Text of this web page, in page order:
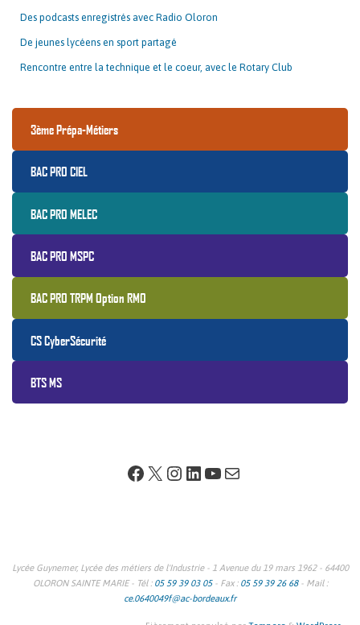
Des podcasts enregistrés avec Radio Oloron
De jeunes lycéens en sport partagé
Rencontre entre la technique et le coeur, avec le Rotary Club
3ème Prépa-Métiers
BAC PRO CIEL
BAC PRO MELEC
BAC PRO MSPC
BAC PRO TRPM Option RMO
CS CyberSécurité
BTS MS
Facebook
X Instagram
LinkedIn
YouTube
E-mail
Lycée Guynemer, Lycée des métiers de l'Industrie - 1 Avenue du 19 mars 1962 - 64400
OLORON SAINTE MARIE - Tél : 05 59 39 03 05- Fax : 05 59 39 26 68- Mail :
ce.0640049f@ac-bordeaux.fr